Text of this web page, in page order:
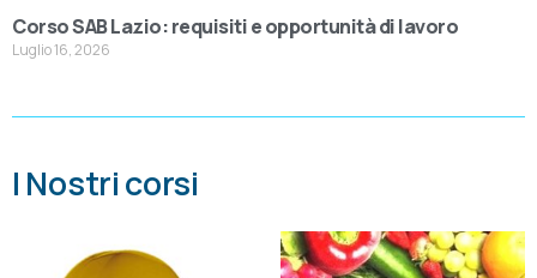
Corso SAB Lazio: requisiti e opportunità di lavoro
Luglio 16, 2026
I Nostri corsi